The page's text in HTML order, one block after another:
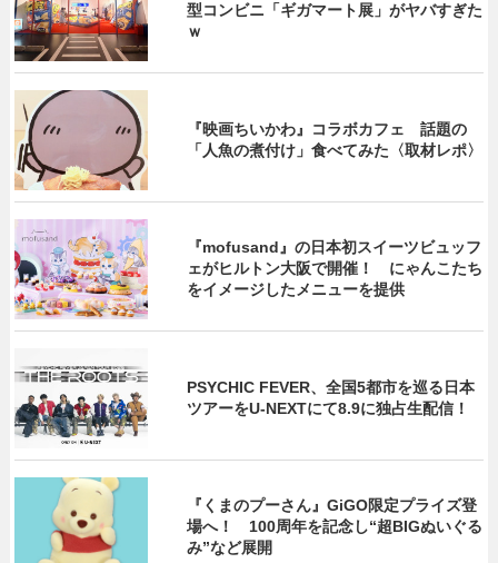
型コンビニ「ギガマート展」がヤバすぎた
ｗ
『映画ちいかわ』コラボカフェ 話題の
「人魚の煮付け」食べてみた〈取材レポ〉
『mofusand』の日本初スイーツビュッフ
ェがヒルトン大阪で開催！ にゃんこたち
をイメージしたメニューを提供
PSYCHIC FEVER、全国5都市を巡る日本
ツアーをU‐NEXTにて8.9に独占生配信！
『くまのプーさん』GiGO限定プライズ登
場へ！ 100周年を記念し“超BIGぬいぐる
み”など展開